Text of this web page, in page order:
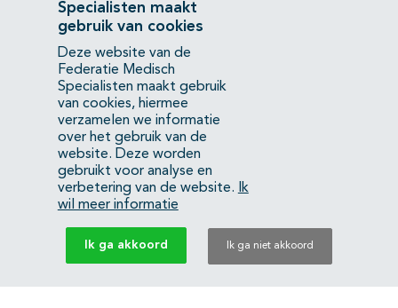
Contact
Mercatorlaan 1200
3528 BL Utrecht
(088) 505 34 34
info@richtlijnendatabase.nl
YouTubeLinkedIn
KvK Federatie Medisch Specialisten:40483480
Privacyverklaring
Specialisten maakt
gebruik van cookies
Deze website van de
Federatie Medisch
Specialisten maakt gebruik
van cookies, hiermee
verzamelen we informatie
over het gebruik van de
website. Deze worden
gebruikt voor analyse en
verbetering van de website.
Ik
wil meer informatie
Ik ga akkoord Ik ga niet akkoord